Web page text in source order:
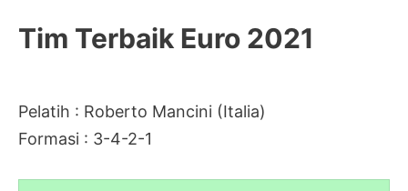
Tim Terbaik Euro 2021
Pelatih : Roberto Mancini (Italia)
Formasi : 3-4-2-1